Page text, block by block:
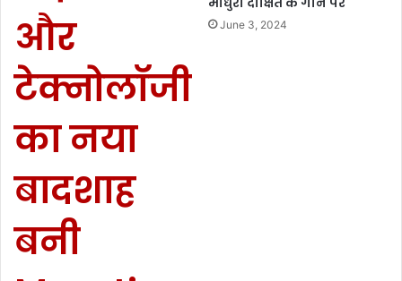
और
टेक्नोलॉजी
का नया
बादशाह
बनी
June 3, 2024